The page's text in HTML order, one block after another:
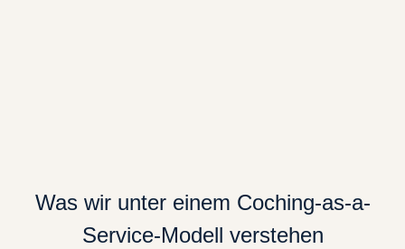
Was wir unter einem Coching-as-a-
Service-Modell verstehen